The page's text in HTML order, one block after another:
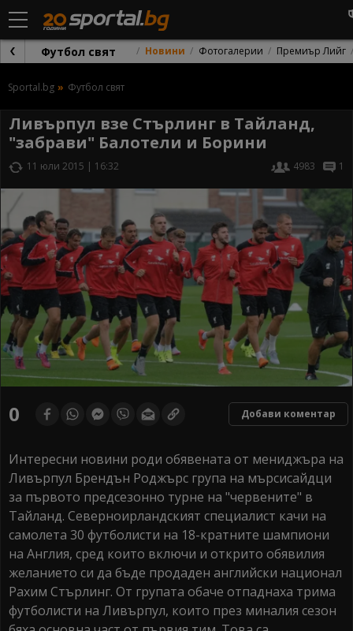
Футбол свят Новини Фотогалерии Премиър Лийг
Sportal.bg Футбол свят
Ливърпул взе Стърлинг в Тайланд,
"забрави" Балотели и Борини
11 юли 2015 | 16:32 4983 1
0 Добави коментар
Интересни новини роди обявената от мениджъра на
Ливърпул Брендън Роджърс група на мърсисайдци
за първото предсезонно турне на "червените" в
Тайланд. Северноирландският специалист качи на
самолета 30 футболисти на 18-кратните шампиони
на Англия, сред които включи и открито обявилия
желанието си да бъде продаден английски национал
Рахим Стърлинг. От групата обаче отпаднаха трима
футболисти на Ливърпул, които през миналия сезон